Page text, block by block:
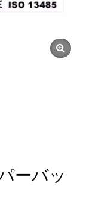
ーバッ